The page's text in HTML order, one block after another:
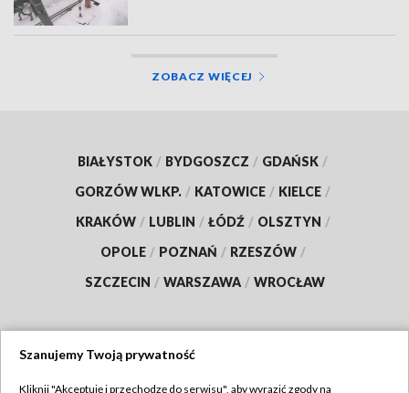
ZOBACZ WIĘCEJ
BIAŁYSTOK / BYDGOSZCZ / GDAŃSK /
GORZÓW WLKP. / KATOWICE / KIELCE /
KRAKÓW / LUBLIN / ŁÓDŹ / OLSZTYN /
OPOLE / POZNAŃ / RZESZÓW /
SZCZECIN / WARSZAWA / WROCŁAW
Szanujemy Twoją prywatność
Kliknij "Akceptuję i przechodzę do serwisu", aby wyrazić zgody na